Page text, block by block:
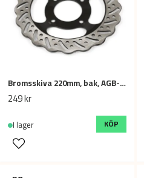
Bromsskiva 220mm, bak, AGB-38
249 kr
I lager KÖP